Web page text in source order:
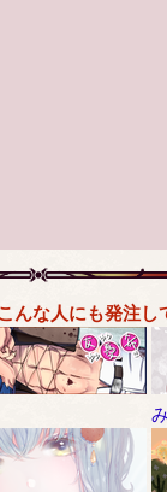
んな人にも発注し